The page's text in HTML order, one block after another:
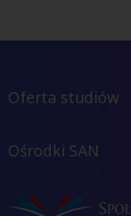
Oferta studiów
Ośrodki SAN